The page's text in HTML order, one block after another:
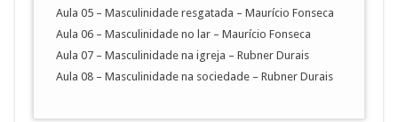
Aula 05 – Masculinidade resgatada – Maurício Fonseca
Aula 06 – Masculinidade no lar – Maurício Fonseca
Aula 07 – Masculinidade na igreja – Rubner Durais
Aula 08 – Masculinidade na sociedade – Rubner Durais